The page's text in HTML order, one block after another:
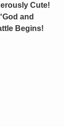
Cute!
and
Begins!